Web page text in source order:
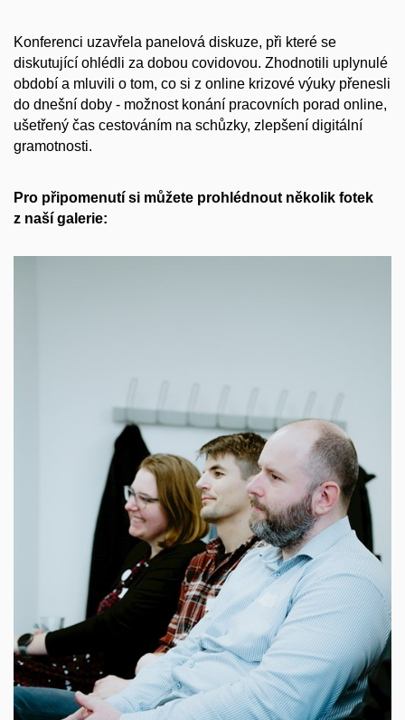
Konferenci uzavřela panelová diskuze, při které se
diskutující ohlédli za dobou covidovou. Zhodnotili uplynulé
období a mluvili o tom, co si z online krizové výuky přenesli
do dnešní doby - možnost konání pracovních porad online,
ušetřený čas cestováním na schůzky, zlepšení digitální
gramotnosti.
Pro připomenutí si můžete prohlédnout několik fotek
z naší galerie: